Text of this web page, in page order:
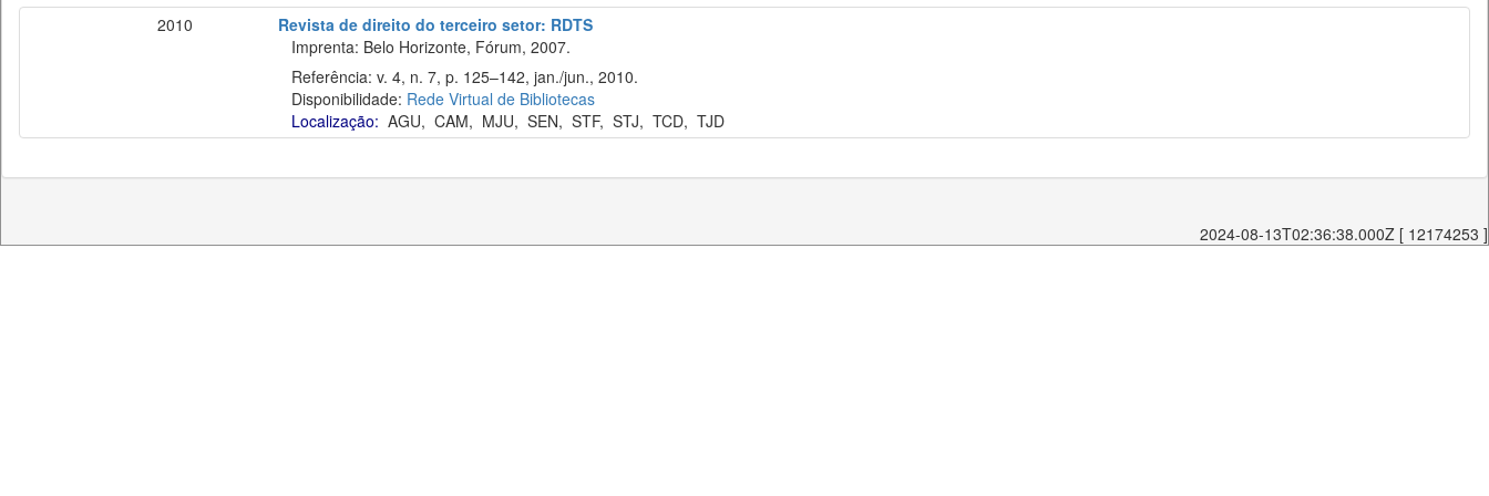
2010
Revista de direito do terceiro setor: RDTS
Imprenta: Belo Horizonte, Fórum, 2007.
Referência: v. 4, n. 7, p. 125–142, jan./jun., 2010.
Disponibilidade: Rede Virtual de Bibliotecas
Localização: AGU, CAM, MJU, SEN, STF, STJ, TCD, TJD
2024-08-13T02:36:38.000Z [ 12174253 ]